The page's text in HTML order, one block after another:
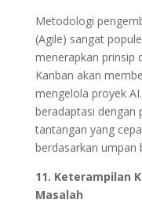
Metodologi
(Agile) sangat
menerapkan prinsip
Kanban akan
mengelola proyek
beradaptasi dengan
tantangan yang
berdasarkan umpan
11. Keterampilan
Masalah